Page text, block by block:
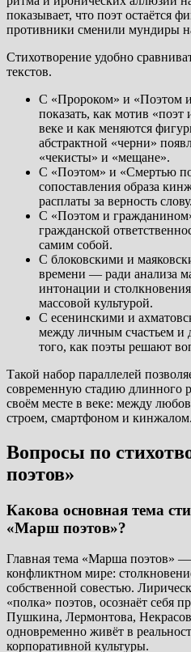
показывает, что поэт остаётся
противники сменили мундиры
Стихотворение удобно
текстов.
С «Пророком» и «Поэтом
показать, как мотив
веке и как меняются
абстрактной «черни»
«чекисты» и «мещане».
С «Поэтом» и «Смертью
сопоставления образа
расплаты за верность слову.
С «Поэтом и
гражданской
самим собой.
С блоковскими и
времени — ради анализа
интонации и
массовой культурой.
С есенинскими и
между личным счастьем и
того, как поэты решают
Такой набор параллелей
современную стадию длинного
своём месте в веке: между
строем, смартфоном и кинжалом.
Вопросы по
поэтов»
Какова основная тема
«Марш поэтов»?
Главная тема «Марша поэтов»
конфликтном мире:
собственной совестью.
«полка» поэтов, осознаёт себя
Пушкина, Лермонтова,
одновременно живёт в
корпоративной культуры.